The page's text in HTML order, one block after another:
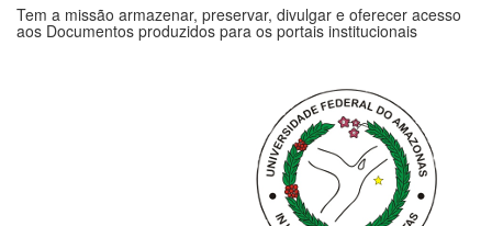
Tem a missão armazenar, preservar, divulgar e oferecer acesso
aos Documentos produzidos para os portais institucionais